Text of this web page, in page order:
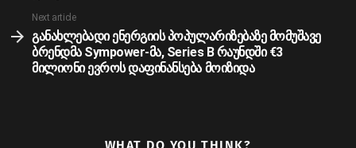
Next article
განახლებადი ენერგიის პოპულარიზებაზე მომუშავე
ბრენდმა Sympower-მა, Series B რაუნდში €3
მილიონი ევროს დაფინანსება მოიზიდა